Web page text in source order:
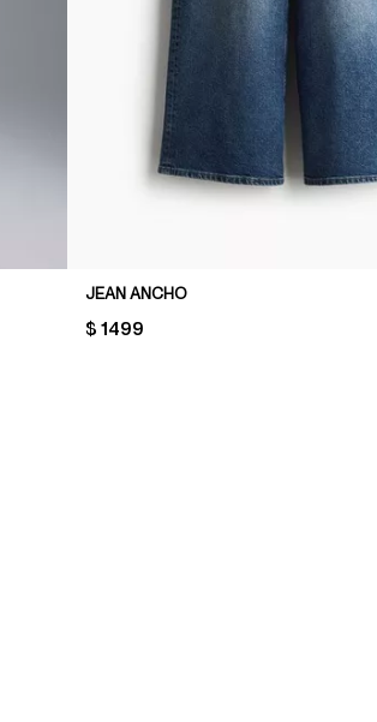
JEAN ANCHO
PRICE:
$ 1499